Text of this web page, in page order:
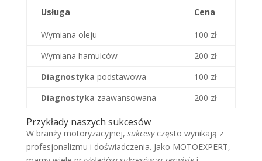
Usługa Cena
Wymiana oleju
100 zł
Wymiana hamulców
200 zł
Diagnostyka podstawowa
100 zł
Diagnostyka zaawansowana 200 zł
Przykłady naszych sukcesów
W branży motoryzacyjnej, sukcesyczęsto wynikają z
profesjonalizmu i doświadczenia. Jako MOTOEXPERT,